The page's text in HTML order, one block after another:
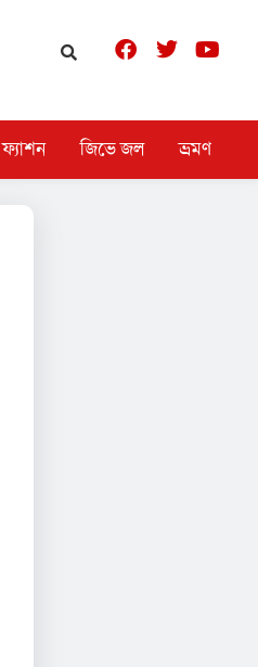
ফ্যাশন জিভে জল ভ্রমণ